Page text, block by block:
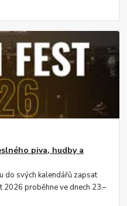
piva, hudby a
do svých kalendářů zapsat
2026 proběhne ve dnech 23.–